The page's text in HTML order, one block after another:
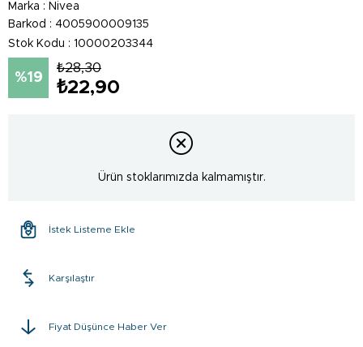
Marka : Nivea
Barkod : 4005900009135
Stok Kodu
10000203344
19
₺28,30
₺22,90
Ürün stoklarımızda kalmamıştır.
İstek Listeme Ekle
Karşılaştır
Fiyat Düşünce Haber Ver